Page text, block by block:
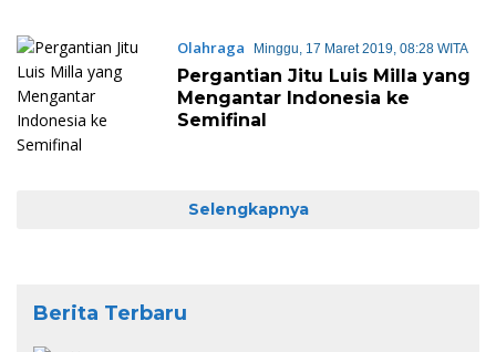
Olahraga Minggu, 17 Maret 2019, 08:28 WITA
Pergantian Jitu Luis Milla yang
Mengantar Indonesia ke
Semifinal
Selengkapnya
Berita Terbaru